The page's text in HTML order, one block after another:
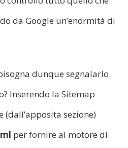
da Google un’enormità di
dunque segnalarlo
Inserendo la Sitemap
(dall’apposita sezione)
per fornire al motore di